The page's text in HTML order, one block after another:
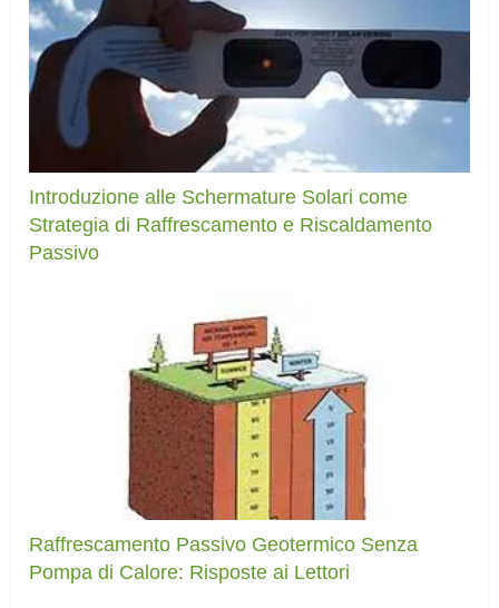
Introduzione alle Schermature Solari come
Strategia di Raffrescamento e Riscaldamento
Passivo
Raffrescamento Passivo Geotermico Senza
Pompa di Calore: Risposte ai Lettori